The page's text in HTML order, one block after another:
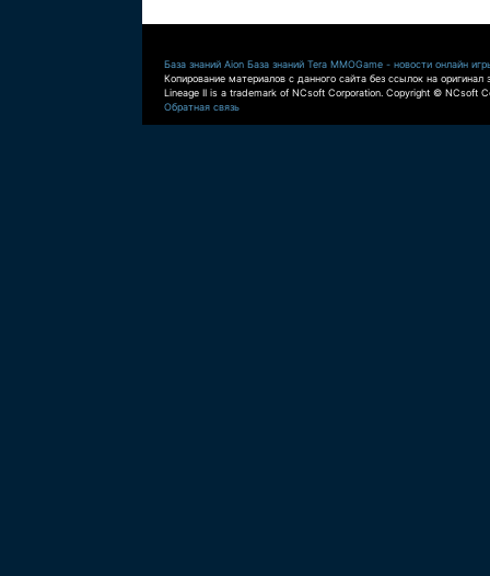
База знаний Aion База знаний Tera MMOGame - новости онлайн
Копирование материалов с данного сайта без ссылок на оригинал
Lineage II is a trademark of NCsoft Corporation. Copyright © NCsoft
Обратная связь